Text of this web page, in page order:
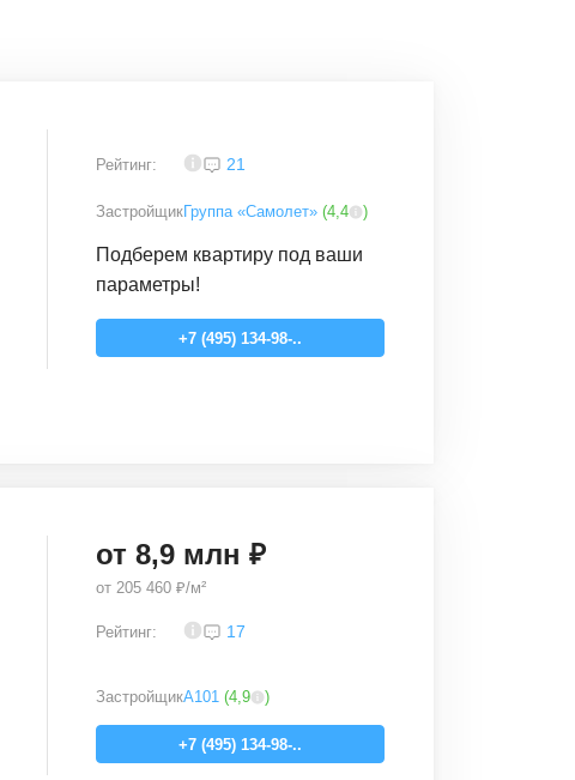
Рейтинг: 21
ЗастройщикГруппа «Самолет» (4,4 )
Подберем квартиру под ваши
параметры!
+7 (495) 134-98-..
от 8,9 млн ₽
от 205 460 ₽/м²
Рейтинг: 17
ЗастройщикА101 (4,9 )
+7 (495) 134-98-..